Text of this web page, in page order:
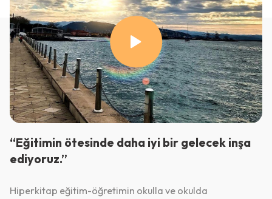
“Eğitimin ötesinde daha iyi bir gelecek inşa
ediyoruz.”
Hiperkitap eğitim-öğretimin okulla ve okulda